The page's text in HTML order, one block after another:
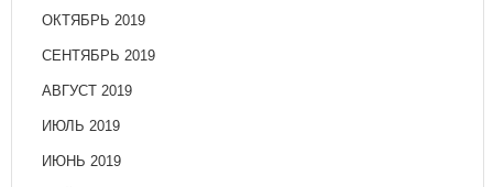
ОКТЯБРЬ 2019
СЕНТЯБРЬ 2019
АВГУСТ 2019
ИЮЛЬ 2019
ИЮНЬ 2019